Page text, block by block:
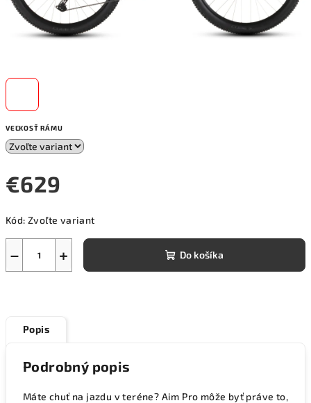
VEĽKOSŤ RÁMU
€629
cena:
Kód: Zvoľte variant
+
− Do košíka
Popis
Podrobný popis
Máte chuť na jazdu v teréne? Aim Pro môže byť práve to,